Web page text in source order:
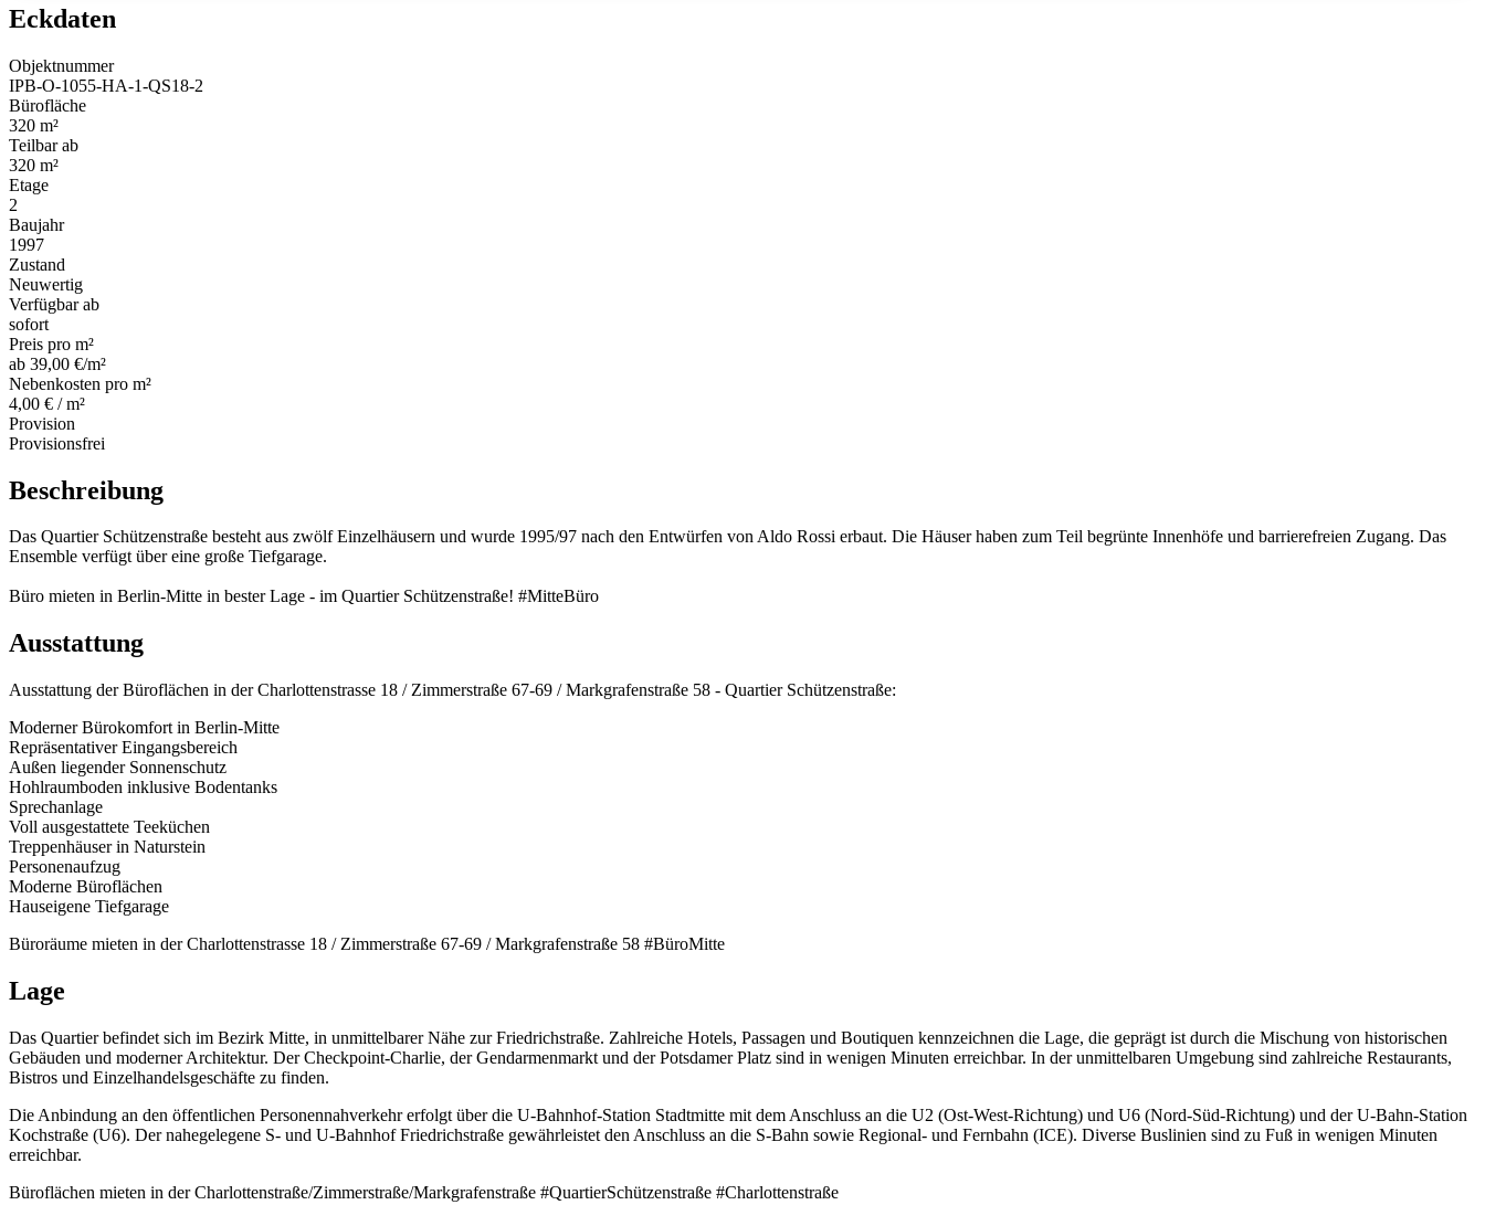
Eckdaten
Objektnummer
IPB-O-1055-HA-1-QS18-2
Bürofläche
320 m²
Teilbar ab
320 m²
Etage
2
Baujahr
1997
Zustand
Neuwertig
Verfügbar ab
sofort
Preis pro m²
ab 39,00 €/m²
Nebenkosten pro m²
4,00 € / m²
Provision
Provisionsfrei
Beschreibung
Das Quartier Schützenstraße besteht aus zwölf Einzelhäusern und wurde 1995/97 nach den Entwürfen von Aldo Rossi erbaut. Die Häuser haben zum Teil begrünte Innenhöfe und barrierefreien Zugang. Das
Ensemble verfügt über eine große Tiefgarage.
Büro mieten in Berlin-Mitte in bester Lage - im Quartier Schützenstraße! #MitteBüro
Ausstattung
Ausstattung der Büroflächen in der Charlottenstrasse 18 / Zimmerstraße 67-69 / Markgrafenstraße 58 - Quartier Schützenstraße:
Moderner Bürokomfort in Berlin-Mitte
Repräsentativer Eingangsbereich
Außen liegender Sonnenschutz
Hohlraumboden inklusive Bodentanks
Sprechanlage
Voll ausgestattete Teeküchen
Treppenhäuser in Naturstein
Personenaufzug
Moderne Büroflächen
Hauseigene Tiefgarage
Büroräume mieten in der Charlottenstrasse 18 / Zimmerstraße 67-69 / Markgrafenstraße 58 #BüroMitte
Lage
Das Quartier befindet sich im Bezirk Mitte, in unmittelbarer Nähe zur Friedrichstraße. Zahlreiche Hotels, Passagen und Boutiquen kennzeichnen die Lage, die geprägt ist durch die Mischung von historischen
Gebäuden und moderner Architektur. Der Checkpoint-Charlie, der Gendarmenmarkt und der Potsdamer Platz sind in wenigen Minuten erreichbar. In der unmittelbaren Umgebung sind zahlreiche Restaurants,
Bistros und Einzelhandelsgeschäfte zu finden.
Die Anbindung an den öffentlichen Personennahverkehr erfolgt über die U-Bahnhof-Station Stadtmitte mit dem Anschluss an die U2 (Ost-West-Richtung) und U6 (Nord-Süd-Richtung) und der U-Bahn-Station
Kochstraße (U6). Der nahegelegene S- und U-Bahnhof Friedrichstraße gewährleistet den Anschluss an die S-Bahn sowie Regional- und Fernbahn (ICE). Diverse Buslinien sind zu Fuß in wenigen Minuten
erreichbar.
Büroflächen mieten in der Charlottenstraße/Zimmerstraße/Markgrafenstraße #QuartierSchützenstraße #Charlottenstraße